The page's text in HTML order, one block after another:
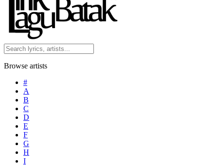
Browse artists
#
A
B
C
D
E
F
G
H
I